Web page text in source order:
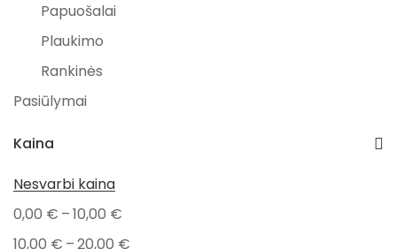
Papuošalai
Plaukimo
Rankinės
Pasiūlymai
Kūdikiams
Valgymui
Kaina
Nesvarbi kaina
0,00 € –10,00 €
10,00 € –20,00 €